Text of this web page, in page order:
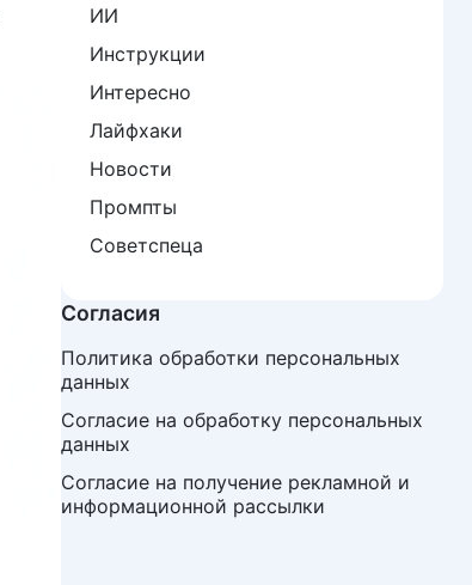
ИИ
Инструкции
Интересно
Лайфхаки
Новости
Промпты
Советспеца
Согласия
Политика обработки персональных
данных
Согласие на обработку персональных
данных
Согласие на получение рекламной и
информационной рассылки